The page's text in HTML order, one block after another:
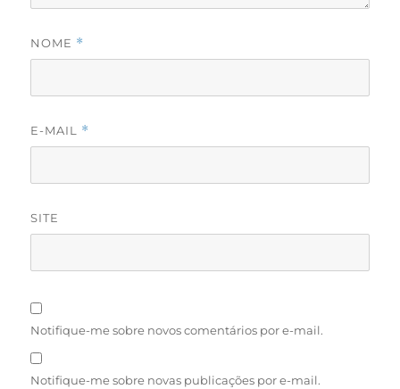
NOME *
E-MAIL *
SITE
Notifique-me sobre novos comentários por e-mail.
Notifique-me sobre novas publicações por e-mail.